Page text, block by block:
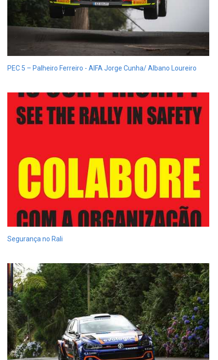
PEC 5 – Palheiro Ferreiro - AIFA Jorge Cunha/ Albano Loureiro
Segurança no Rali